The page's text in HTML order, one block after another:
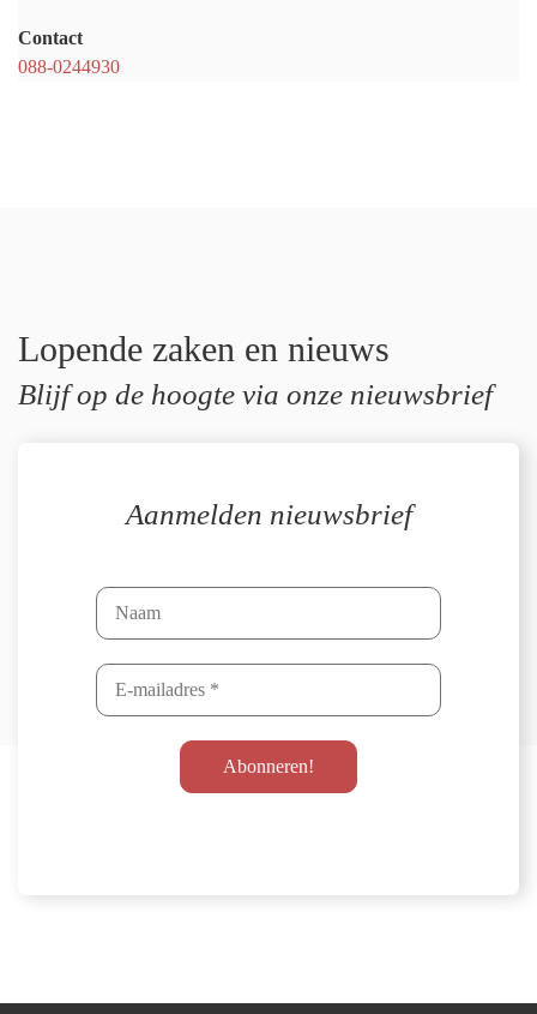
Contact
088-0244930
Lopende zaken en nieuws
Blijf op de hoogte via onze nieuwsbrief
Aanmelden nieuwsbrief